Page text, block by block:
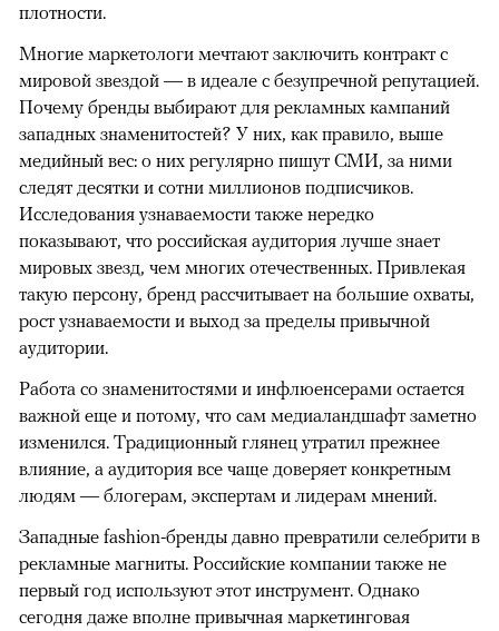
плотности.
Многие маркетологи мечтают заключить контракт с
мировой звездой — в идеале с безупречной репутацией.
Почему бренды выбирают для рекламных кампаний
западных знаменитостей? У них, как правило, выше
медийный вес: о них регулярно пишут СМИ, за ними
следят десятки и сотни миллионов подписчиков.
Исследования узнаваемости также нередко
показывают, что российская аудитория лучше знает
мировых звезд, чем многих отечественных. Привлекая
такую персону, бренд рассчитывает на большие охваты,
рост узнаваемости и выход за пределы привычной
аудитории.
Работа со знаменитостями и инфлюенсерами остается
важной еще и потому, что сам медиаландшафт заметно
изменился. Традиционный глянец утратил прежнее
влияние, а аудитория все чаще доверяет конкретным
людям — блогерам, экспертам и лидерам мнений.
Западные fashion-бренды давно превратили селебрити в
рекламные магниты. Российские компании также не
первый год используют этот инструмент. Однако
сегодня даже вполне привычная маркетинговая